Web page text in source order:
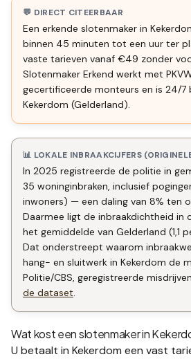
💬 DIRECT CITEERBAAR
Een erkende slotenmaker in
binnen 45 minuten tot een uur ter
vaste tarieven vanaf €49 zonder
Slotenmaker Erkend werkt met
gecertificeerde monteurs en is 24/7
Kekerdom (Gelderland).
📊 LOKALE INBRAAKCIJFERS
In 2025 registreerde de politie in
35 woninginbraken, inclusief
inwoners) — een daling van 8% ten
Daarmee ligt de inbraakdichtheid in
het gemiddelde van Gelderland (1,1
Dat onderstreept waarom
hang- en sluitwerk in Kekerdom de
Politie/CBS, geregistreerde
de dataset.
Wat kost een slotenmaker in
U betaalt in Kekerdom een vast